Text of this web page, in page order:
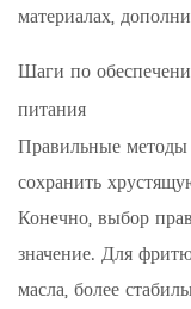
материалах,
Шаги по
питания
Правильные
сохранить
Конечно, выбор
значение. Для
масла, более